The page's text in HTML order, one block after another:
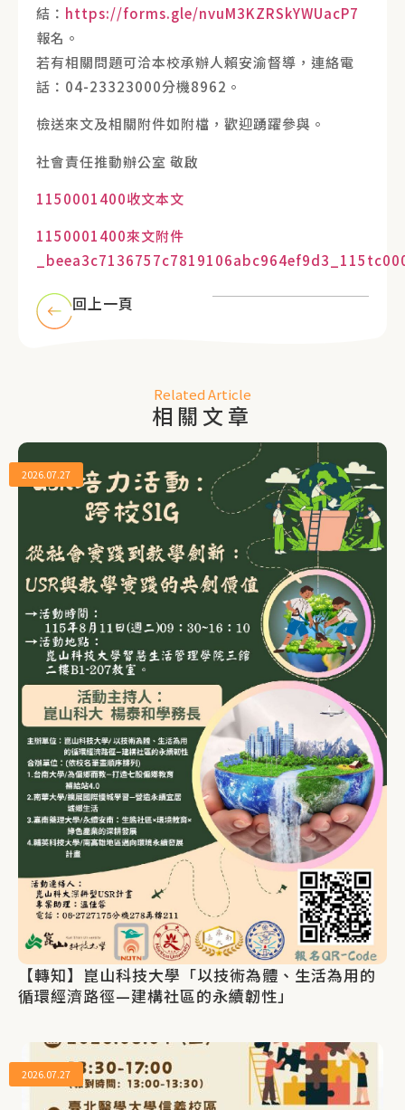
結： https://forms.gle/nvuM3KZRSkYWUacP7
報名。
若有相關問題可洽本校承辦人賴安渝督導，連絡電
話：04-23323000分機8962。
檢送來文及相關附件如附檔，歡迎踴躍參與。
社會責任推動辦公室 敬啟
1150001400收文本文
1150001400來文附件
回上一頁
Related Article
相關文章
【轉知】崑山科技大學「以技術為體、生活為用的
循環經濟路徑—建構社區的永續韌性」
2026.07.27
2026.07.27